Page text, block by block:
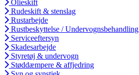
Olieskift
Rudeskift & stenslag
Rustarbejde
Rustbeskyttelse / Undervognsbehandling
Serviceeftersyn
Skadesarbejde
Styretøj & undervogn
Støddæmpere & affjedring